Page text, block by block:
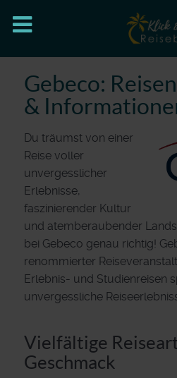
Gebeco:
&
Du träumst von einer
Reise voller
unvergesslicher
Erlebnisse,
faszinierender Kultur
und atemberaubender
bei Gebeco genau richtig!
renommierter
Erlebnis- und Studienreisen
unvergessliche
Vielfältige
Geschmack